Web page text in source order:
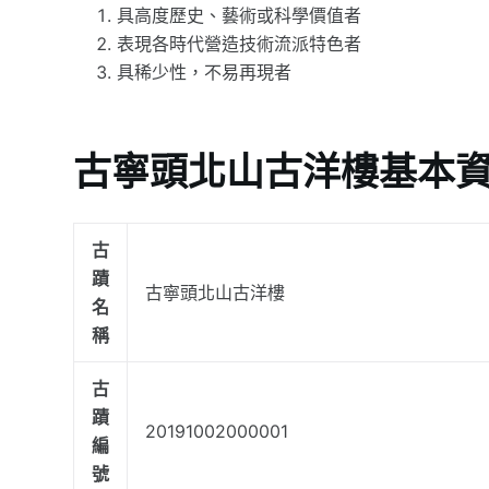
具高度歷史、藝術或科學價值者
表現各時代營造技術流派特色者
具稀少性，不易再現者
古寧頭北山古洋樓基本
古
蹟
名
稱
古寧頭北山古洋樓
古
蹟
編
號
20191002000001